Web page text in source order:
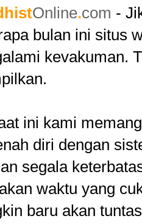
Online.com -
bulan ini situs
kevakuman.
ini kami
diri dengan
segala
waktu yang
baru akan